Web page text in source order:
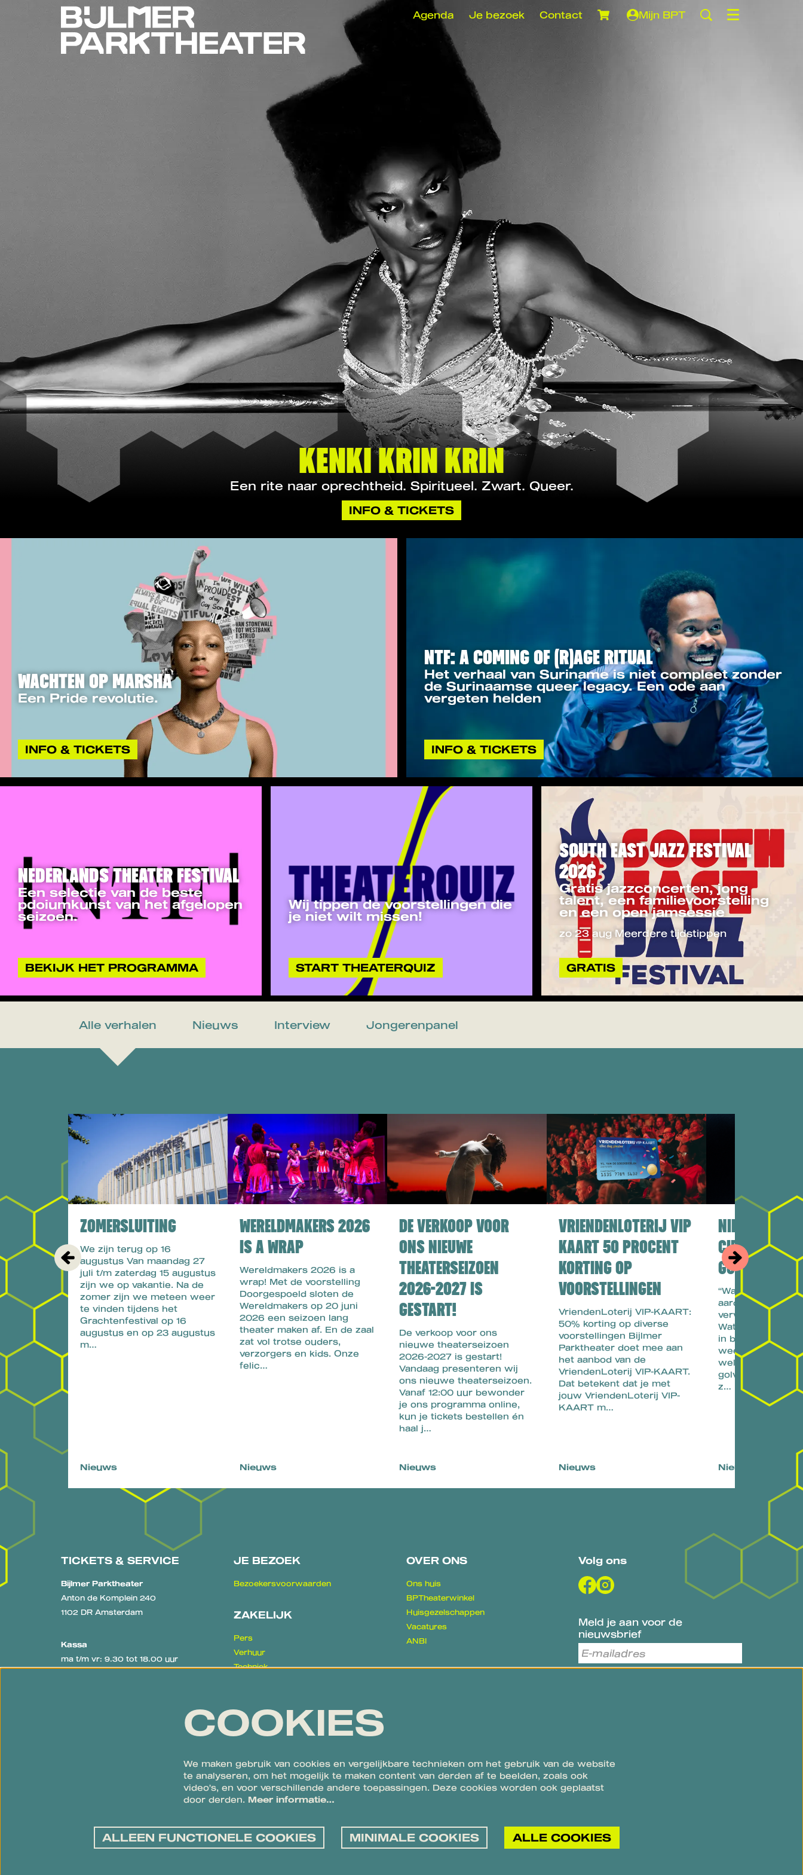
Agenda Je bezoek Contact Mijn BPT Menu
KENKI KRIN KRIN
Een rite naar oprechtheid. Spiritueel. Zwart. Queer.
INFO & TICKETS
WACHTEN OP MARSHA
Een Pride revolutie.
INFO & TICKETS
NTF: A COMING OF (R)AGE RITUAL
Het verhaal van Suriname is niet compleet zonder
de Surinaamse queer legacy. Een ode aan
vergeten helden
INFO & TICKETS
NEDERLANDS THEATER FESTIVAL
Een selectie van de beste
pdoiumkunst van het afgelopen
seizoen.
BEKIJK HET PROGRAMMA
Wij tippen de voorstellingen die
je niet wilt missen!
START THEATERQUIZ
SOUTH EAST JAZZ FESTIVAL
2026
Gratis jazzconcerten, jong
talent, een familievoorstelling
en een open jamsessie
zo 23 augMeerdere tijdstippen
GRATIS
Alle verhalen Nieuws Interview Jongerenpanel
ZOMERSLUITING
We zijn terug op 16
augustus Van maandag 27
juli t/m zaterdag 15 augustus
zijn we op vakantie. Na de
zomer zijn we meteen weer
te vinden tijdens het
Grachtenfestival op 16
augustus en op 23 augustus
m…
Nieuws
WERELDMAKERS 2026
IS A WRAP
Wereldmakers 2026 is a
wrap! Met de voorstelling
Doorgespoeld sloten de
Wereldmakers op 20 juni
2026 een seizoen lang
theater maken af. En de zaal
zat vol trotse ouders,
verzorgers en kids. Onze
felic…
Nieuws
DE VERKOOP VOOR
ONS NIEUWE
THEATERSEIZOEN
2026-2027 IS
GESTART!
De verkoop voor ons
nieuwe theaterseizoen
2026-2027 is gestart!
Vandaag presenteren wij
ons nieuwe theaterseizoen.
Vanaf 12:00 uur bewonder
je ons programma online,
kun je tickets bestellen én
haal j…
Nieuws
VRIENDENLOTERIJ VIP
KAART 50 PROCENT
KORTING OP
VOORSTELLINGEN
VriendenLoterij VIP-KAART:
50% korting op diverse
voorstellingen Bijlmer
Parktheater doet mee aan
het aanbod van de
VriendenLoterij VIP-KAART.
Dat betekent dat je met
jouw VriendenLoterij VIP-
KAART m…
Nieuws
NIEUWE
CIRO
GOUDSMIT
“Wat stoppen wij
aarde, en waar
vervolgens nooit
Wat kunnen wij
in beweging
weer zichtbaar
welk ritme
golven en hun
z…
Nieuws
TICKETS & SERVICE
Bijlmer Parktheater
Anton de Komplein 240
1102 DR Amsterdam
Kassa
ma t/m vr: 9.30 tot 18.00 uur
JE BEZOEK
Bezoekersvoorwaarden
ZAKELIJK
Pers
Verhuur
Techniek
OVER ONS
Ons huis
BPTheaterwinkel
Huisgezelschappen
Vacatures
ANBI
Volg ons
Meld je aan voor de
nieuwsbrief
COOKIES
We maken gebruik van cookies en vergelijkbare technieken om het gebruik van de website
te analyseren, om het mogelijk te maken content van derden af te beelden, zoals ook
video’s, en voor verschillende andere toepassingen. Deze cookies worden ook geplaatst
door derden. Meer informatie…
ALLEEN FUNCTIONELE COOKIES MINIMALE COOKIES ALLE COOKIES